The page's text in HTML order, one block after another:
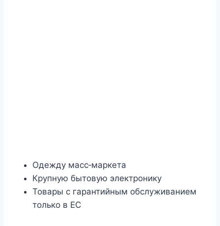
Одежду масс‑маркета
Крупную бытовую электронику
Товары с гарантийным обслуживанием
только в ЕС